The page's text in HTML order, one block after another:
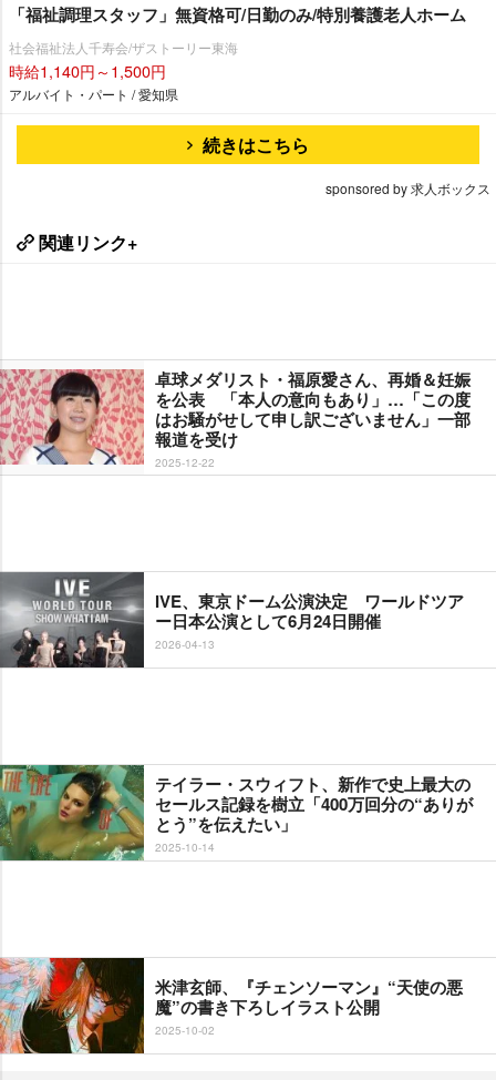
「福祉調理スタッフ」無資格可/日勤のみ/特別養護老人ホーム
社会福祉法人千寿会/ザストーリー東海
時給1,140円～1,500円
アルバイト・パート / 愛知県
続きはこちら
sponsored by 求人ボックス
関連リンク+
卓球メダリスト・福原愛さん、再婚＆妊娠
を公表 「本人の意向もあり」…「この度
はお騒がせして申し訳ございません」一部
報道を受け
2025-12-22
IVE、東京ドーム公演決定 ワールドツア
ー日本公演として6月24日開催
2026-04-13
テイラー・スウィフト、新作で史上最大の
セールス記録を樹立「400万回分の“ありが
とう”を伝えたい」
2025-10-14
米津玄師、『チェンソーマン』“天使の悪
魔”の書き下ろしイラスト公開
2025-10-02